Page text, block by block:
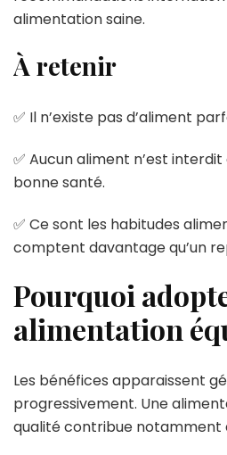
alimentation saine.
À retenir
✅ Il n’existe pas d’aliment
✅ Aucun aliment n’est
bonne santé.
✅ Ce sont les habitudes
comptent davantage qu’un
Pourquoi
alimentation
Les bénéfices apparaissent
progressivement. Une
qualité contribue notamment